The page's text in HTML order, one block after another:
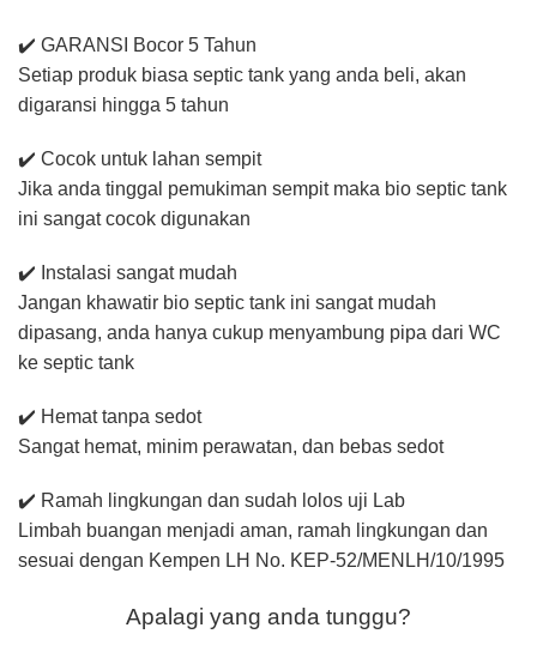
✔️ GARANSI Bocor 5 Tahun
Setiap produk biasa septic tank yang anda beli, akan
digaransi hingga 5 tahun
✔️ Cocok untuk lahan sempit
Jika anda tinggal pemukiman sempit maka bio septic tank
ini sangat cocok digunakan
✔️ Instalasi sangat mudah
Jangan khawatir bio septic tank ini sangat mudah
dipasang, anda hanya cukup menyambung pipa dari WC
ke septic tank
✔️ Hemat tanpa sedot
Sangat hemat, minim perawatan, dan bebas sedot
✔️ Ramah lingkungan dan sudah lolos uji Lab
Limbah buangan menjadi aman, ramah lingkungan dan
sesuai dengan Kempen LH No. KEP-52/MENLH/10/1995
Apalagi yang anda tunggu?